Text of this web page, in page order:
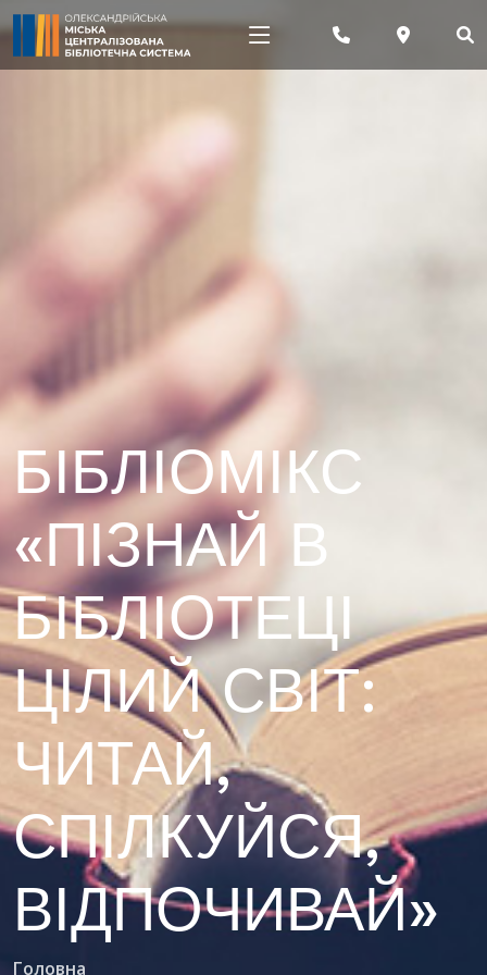
БІБЛІОМІКС
«ПІЗНАЙ В
БІБЛІОТЕЦІ
ЦІЛИЙ СВІТ:
ЧИТАЙ,
СПІЛКУЙСЯ,
ВІДПОЧИВАЙ»
Головна